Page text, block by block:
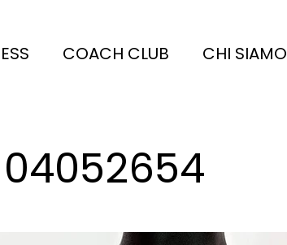
COACH CLUB CHI SIAMO
04052654